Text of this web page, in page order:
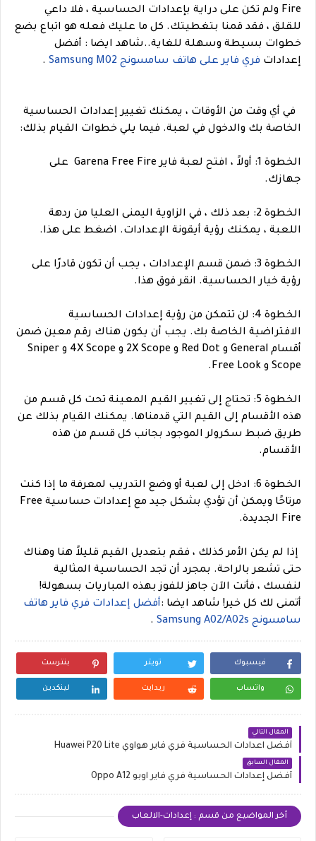
Fire ولم تكن على دراية بإعدادات الحساسية ، فلا داعي
للقلق ، فقد قمنا بتغطيتك. كل ما عليك فعله هو اتباع بضع
خطوات بسيطة وسهلة للغاية..شاهد ايضا : أفضل
إعدادات فري فاير على هاتف سامسونج Samsung M02 .
في أي وقت من الأوقات ، يمكنك تغيير إعدادات الحساسية
الخاصة بك والدخول في لعبة. فيما يلي خطوات القيام بذلك:
الخطوة 1: أولاً ، افتح لعبة فاير Garena Free Fire على
جهازك.
الخطوة 2: بعد ذلك ، في الزاوية اليمنى العليا من ردهة
اللعبة ، يمكنك رؤية أيقونة الإعدادات. اضغط على هذا.
الخطوة 3: ضمن قسم الإعدادات ، يجب أن تكون قادرًا على
رؤية خيار الحساسية. انقر فوق هذا.
الخطوة 4: لن تتمكن من رؤية إعدادات الحساسية
الافتراضية الخاصة بك. يجب أن يكون هناك رقم معين ضمن
أقسام General و Red Dot و 2X Scope و 4X Scope و Sniper
Scope و Free Look.
الخطوة 5: تحتاج إلى تغيير القيم المعينة تحت كل قسم من
هذه الأقسام إلى القيم التي قدمناها. يمكنك القيام بذلك عن
طريق ضبط سكرولر الموجود بجانب كل قسم من هذه
الأقسام.
الخطوة 6: ادخل إلى لعبة أو وضع التدريب لمعرفة ما إذا كنت
مرتاحًا ويمكن أن تؤدي بشكل جيد مع إعدادات حساسية Free
Fire الجديدة.
إذا لم يكن الأمر كذلك ، فقم بتعديل القيم قليلاً هنا وهناك
حتى تشعر بالراحة. بمجرد أن تجد الحساسية المثالية
لنفسك ، فأنت الآن جاهز للفوز بهذه المباريات بسهولة!
أتمنى لك كل خير! شاهد ايضا :أفضل إعدادات فري فاير هاتف
سامسونج Samsung A02/A02s
.
فيسبوك تويتر بنترست
واتساب ريدايت لينكدين
المقال التالي
أفضل اعدادات الحساسية فري فاير هواوي Huawei P20 Lite
المقال السابق
أفضل إعدادات الحساسية فري فاير اوبو Oppo A12
أخر المواضيع من قسم : إعدادات-الالعاب